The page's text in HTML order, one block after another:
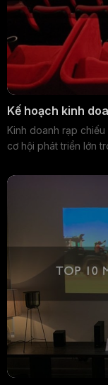
Kế hoạch kinh
Kinh doanh rạp
cơ hội phát triển lớn